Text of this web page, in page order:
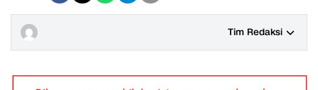
Tim Redaksi